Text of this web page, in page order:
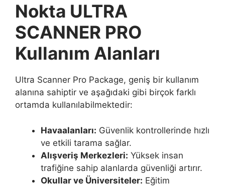
Nokta ULTRA
SCANNER PRO
Kullanım Alanları
Ultra Scanner Pro Package, geniş bir kullanım
alanına sahiptir ve aşağıdaki gibi birçok farklı
ortamda kullanılabilmektedir:
Havaalanları: Güvenlik kontrollerinde hızlı
ve etkili tarama sağlar.
Alışveriş Merkezleri: Yüksek insan
trafiğine sahip alanlarda güvenliği artırır.
Okullar ve Üniversiteler: Eğitim